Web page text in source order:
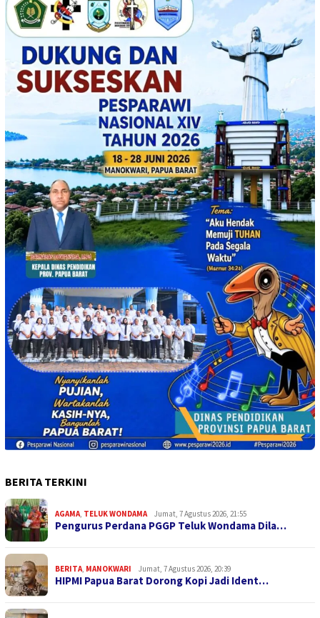
BERITA TERKINI
AGAMA, TELUK WONDAMA Jumat, 7 Agustus 2026, 21:55
Pengurus Perdana PGGP Teluk Wondama Dila…
BERITA, MANOKWARI Jumat, 7 Agustus 2026, 20:39
HIPMI Papua Barat Dorong Kopi Jadi Ident…